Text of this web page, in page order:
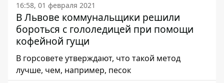
16:58, 01 февраля 2021
В Львове коммунальщики решили
бороться с гололедицей при помощи
кофейной гущи
В горсовете утверждают, что такой метод
лучше, чем, например, песок